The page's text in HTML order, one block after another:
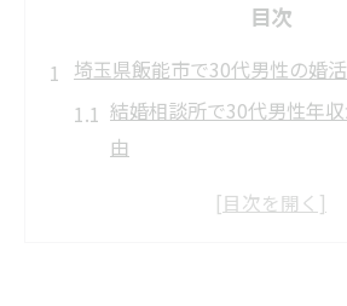
目次
埼玉県飯能市で30代男性の婚
結婚相談所で30代男性年
由
埼玉県飯能市の結婚相談所